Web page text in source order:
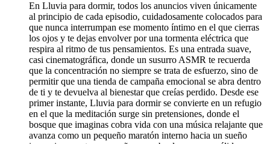
En Lluvia para dormir, todos los anuncios viven únicamente
al principio de cada episodio, cuidadosamente colocados para
que nunca interrumpan ese momento íntimo en el que cierras
los ojos y te dejas envolver por una tormenta eléctrica que
respira al ritmo de tus pensamientos. Es una entrada suave,
casi cinematográfica, donde un susurro ASMR te recuerda
que la concentración no siempre se trata de esfuerzo, sino de
permitir que una tienda de campaña emocional se abra dentro
de ti y te devuelva al bienestar que creías perdido. Desde ese
primer instante, Lluvia para dormir se convierte en un refugio
en el que la meditación surge sin pretensiones, donde el
bosque que imaginas cobra vida con una música relajante que
avanza como un pequeño maratón interno hacia un sueño